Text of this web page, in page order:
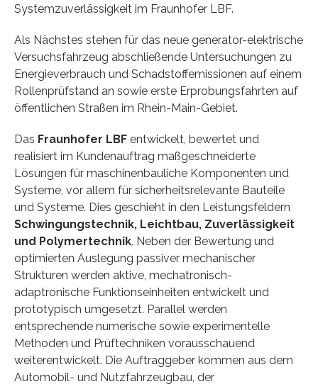
Systemzuverlässigkeit im Fraunhofer LBF.
Als Nächstes stehen für das neue generator-elektrische
Versuchsfahrzeug abschließende Untersuchungen zu
Energieverbrauch und Schadstoffemissionen auf einem
Rollenprüfstand an sowie erste Erprobungsfahrten auf
öffentlichen Straßen im Rhein-Main-Gebiet.
Das Fraunhofer LBF entwickelt, bewertet und
realisiert im Kundenauftrag maßgeschneiderte
Lösungen für maschinenbauliche Komponenten und
Systeme, vor allem für sicherheitsrelevante Bauteile
und Systeme. Dies geschieht in den Leistungsfeldern
Schwingungstechnik, Leichtbau, Zuverlässigkeit
und Polymertechnik. Neben der Bewertung und
optimierten Auslegung passiver mechanischer
Strukturen werden aktive, mechatronisch-
adaptronische Funktionseinheiten entwickelt und
prototypisch umgesetzt. Parallel werden
entsprechende numerische sowie experimentelle
Methoden und Prüftechniken vorausschauend
weiterentwickelt. Die Auftraggeber kommen aus dem
Automobil- und Nutzfahrzeugbau, der